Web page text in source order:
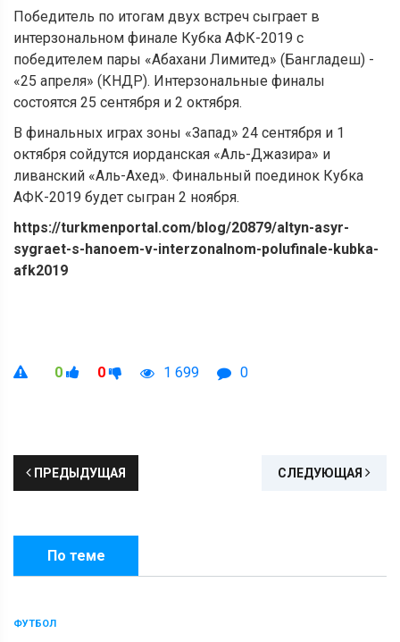
Победитель по итогам двух встреч сыграет в
интерзональном финале Кубка АФК-2019 с
победителем пары «Абахани Лимитед» (Бангладеш) -
«25 апреля» (КНДР). Интерзональные финалы
состоятся 25 сентября и 2 октября.
В финальных играх зоны «Запад» 24 сентября и 1
октября сойдутся иорданская «Аль-Джазира» и
ливанский «Аль-Ахед». Финальный поединок Кубка
АФК-2019 будет сыгран 2 ноября.
https://turkmenportal.com/blog/20879/altyn-asyr-
sygraet-s-hanoem-v-interzonalnom-polufinale-kubka-
afk2019
0 0 1 699 0
ПРЕДЫДУЩАЯ СЛЕДУЮЩАЯ
По теме
ФУТБОЛ